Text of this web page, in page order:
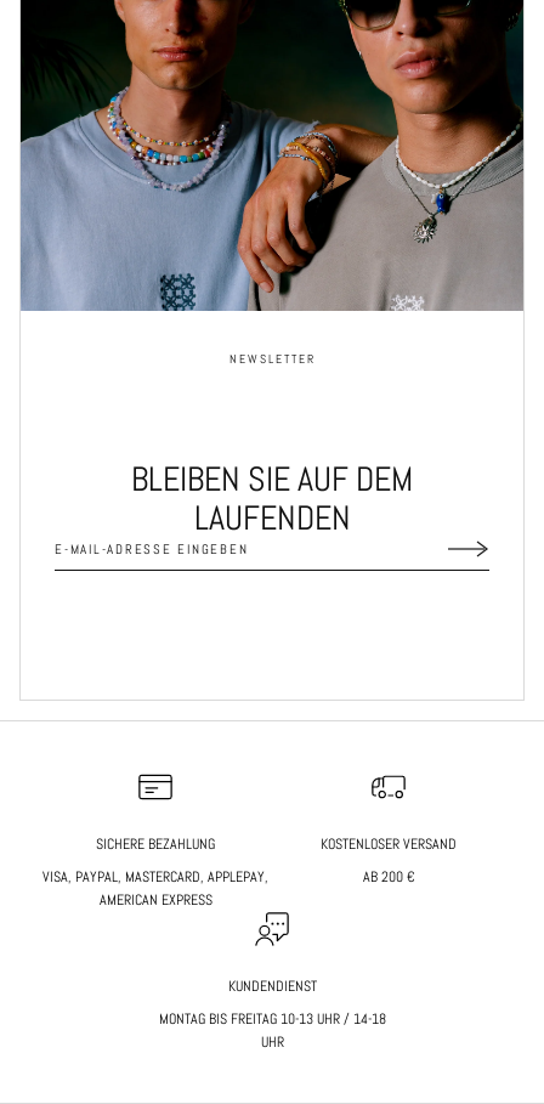
NEWSLETTER
BLEIBEN SIE AUF DEM
LAUFENDEN
SICHERE BEZAHLUNG
VISA, PAYPAL, MASTERCARD, APPLEPAY,
AMERICAN EXPRESS
KOSTENLOSER VERSAND
AB 200 €
KUNDENDIENST
MONTAG BIS FREITAG 10-13 UHR / 14-18
UHR